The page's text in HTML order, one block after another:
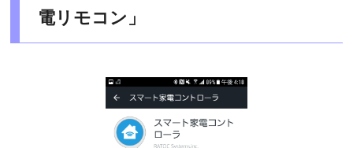
電リモコン」